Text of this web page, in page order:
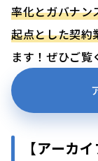
率化とガバナン
起点とした契約
ます！ぜひご覧
【アーカイ